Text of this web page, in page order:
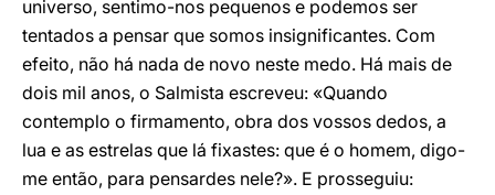
universo, sentimo-nos pequenos e podemos ser
tentados a pensar que somos insignificantes. Com
efeito, não há nada de novo neste medo. Há mais de
dois mil anos, o Salmista escreveu: «Quando
contemplo o firmamento, obra dos vossos dedos, a
lua e as estrelas que lá fixastes: que é o homem, digo-
me então, para pensardes nele?». E prosseguiu: